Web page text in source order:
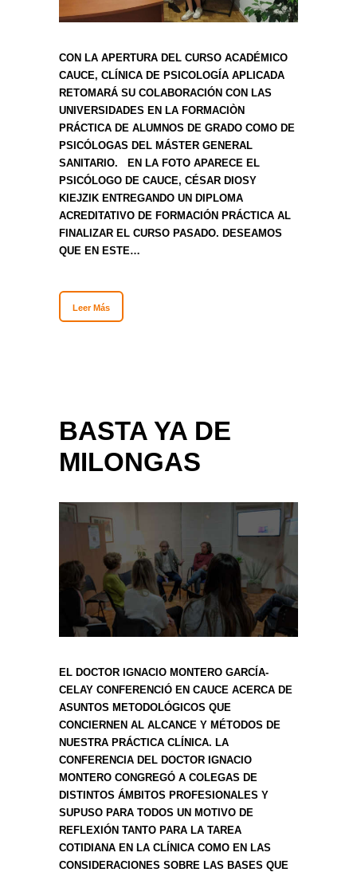
CON LA APERTURA DEL CURSO ACADÉMICO
CAUCE, CLÍNICA DE PSICOLOGÍA APLICADA
RETOMARÁ SU COLABORACIÓN CON LAS
UNIVERSIDADES EN LA FORMACIÒN
PRÁCTICA DE ALUMNOS DE GRADO COMO DE
PSICÓLOGAS DEL MÁSTER GENERAL
SANITARIO. EN LA FOTO APARECE EL
PSICÓLOGO DE CAUCE, CÉSAR DIOSY
KIEJZIK ENTREGANDO UN DIPLOMA
ACREDITATIVO DE FORMACIÓN PRÁCTICA AL
FINALIZAR EL CURSO PASADO. DESEAMOS
QUE EN ESTE…
Leer Más
BASTA YA DE
MILONGAS
EL DOCTOR IGNACIO MONTERO GARCÍA-
CELAY CONFERENCIÓ EN CAUCE ACERCA DE
ASUNTOS METODOLÓGICOS QUE
CONCIERNEN AL ALCANCE Y MÉTODOS DE
NUESTRA PRÁCTICA CLÍNICA. LA
CONFERENCIA DEL DOCTOR IGNACIO
MONTERO CONGREGÓ A COLEGAS DE
DISTINTOS ÁMBITOS PROFESIONALES Y
SUPUSO PARA TODOS UN MOTIVO DE
REFLEXIÓN TANTO PARA LA TAREA
COTIDIANA EN LA CLÍNICA COMO EN LAS
CONSIDERACIONES SOBRE LAS BASES QUE